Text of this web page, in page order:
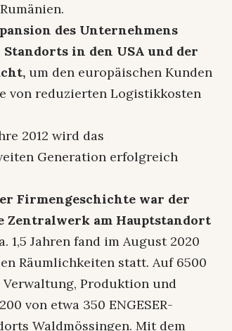
des Unternehmens
in den USA und der
um den europäischen Kunden
von reduzierten Logistikkosten
2012 wird das
Generation erfolgreich
Firmengeschichte war der
Zentralwerk am Hauptstandort
1,5 Jahren fand im August 2020
Räumlichkeiten statt. Auf 6500
Produktion und
von etwa 350 ENGESER-
Waldmössingen. Mit dem